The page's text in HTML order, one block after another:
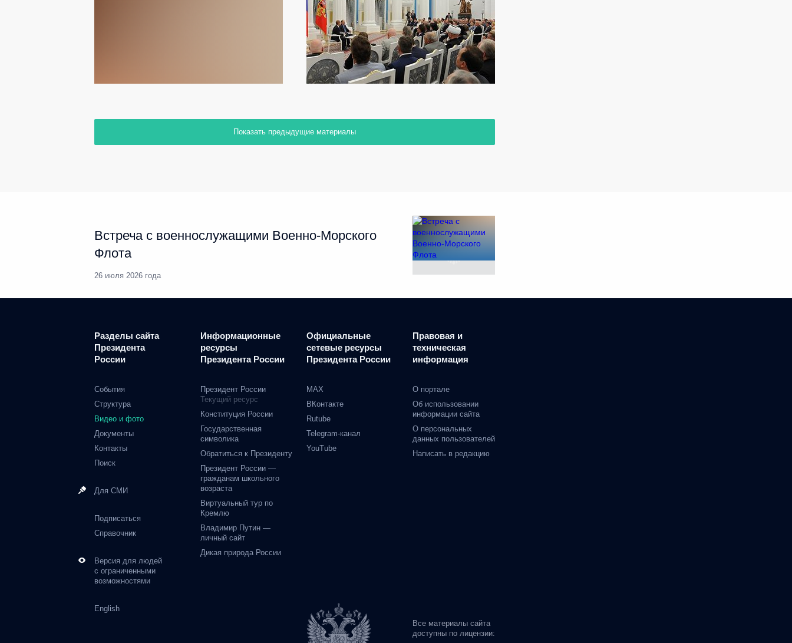
Показать предыдущие материалы
Встреча с военнослужащими Военно-Морского
Флота
26 июля 2026 года
Разделы сайта
Президента
России
События
Структура
Видео и фото
Документы
Контакты
Поиск
Для СМИ
Подписаться
Справочник
Версия для людей
с ограниченными
возможностями
English
Информационные
ресурсы
Президента России
Президент России
Текущий ресурс
Конституция России
Государственная
символика
Обратиться к Президенту
Президент России —
гражданам школьного
возраста
Виртуальный тур по
Кремлю
Владимир Путин —
личный сайт
Дикая природа России
Официальные
сетевые ресурсы
Президента России
MAX
ВКонтакте
Rutube
Telegram-канал
YouTube
Правовая и
техническая
информация
О портале
Об использовании
информации сайта
О персональных
данных пользователей
Написать в редакцию
Все материалы сайта
доступны по лицензии: